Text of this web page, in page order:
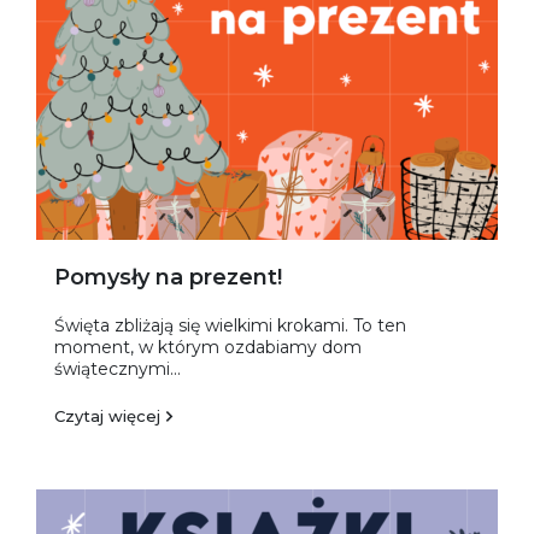
Pomysły na prezent!
Święta zbliżają się wielkimi krokami. To ten
moment, w którym ozdabiamy dom
świątecznymi...
Czytaj więcej